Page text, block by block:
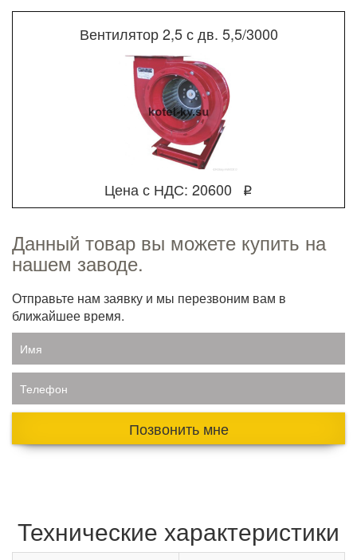
Вентилятор 2,5 с дв. 5,5/3000
Цена с НДС: 20600 q
Данный товар вы можете купить на
нашем заводе.
Отправьте нам заявку и мы перезвоним вам в
ближайшее время.
Имя
Телефон
Позвонить мне
Технические характеристики